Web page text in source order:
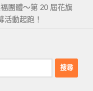
團體～第 20 屆花旗
活動起跑！